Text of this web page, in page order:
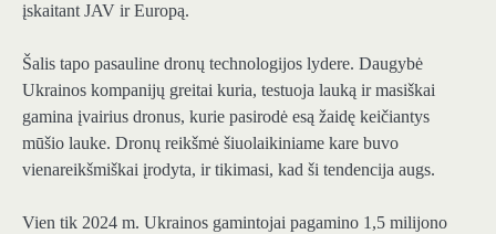
įskaitant JAV ir Europą.
Šalis tapo pasauline dronų technologijos lydere. Daugybė
Ukrainos kompanijų greitai kuria, testuoja lauką ir masiškai
gamina įvairius dronus, kurie pasirodė esą žaidę keičiantys
mūšio lauke. Dronų reikšmė šiuolaikiniame kare buvo
vienareikšmiškai įrodyta, ir tikimasi, kad ši tendencija augs.
Vien tik 2024 m. Ukrainos gamintojai pagamino 1,5 milijono